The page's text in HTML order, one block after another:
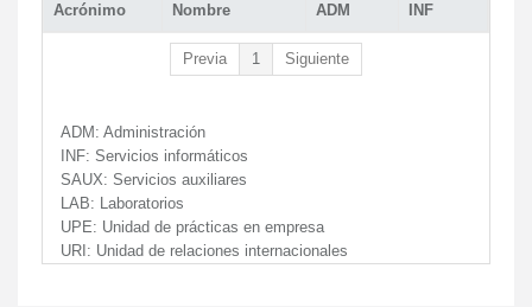
Acrónimo Nombre ADM INF
Previa 1 Siguiente
ADM: Administración
INF: Servicios informáticos
SAUX: Servicios auxiliares
LAB: Laboratorios
UPE: Unidad de prácticas en empresa
URI: Unidad de relaciones internacionales